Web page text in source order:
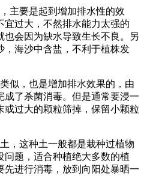
主要是起到增加排水性的效
过大，不然排水能力太强的
会因为缺水导致生长不良。另
，海沙中含盐，不利于植株发
似，也是增加排水效果的，由
了杀菌消毒。但是通常要浸一
过大的颗粒筛掉，保留小颗粒
，这种土一般都是栽种过植物
问题，适合种植绝大多数的植
进行消毒，放到向阳处暴晒一